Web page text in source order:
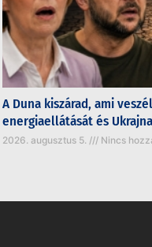
A Duna kiszárad, ami
energiaellátását és
2026. augusztus 5. Nincs